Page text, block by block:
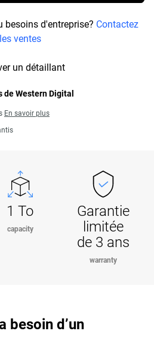
besoins d'entreprise? Contactez
les ventes
un détaillant
Western Digital
En savoir plus
1 To
capacity
Garantie
limitée
de 3 ans
warranty
besoin d’un